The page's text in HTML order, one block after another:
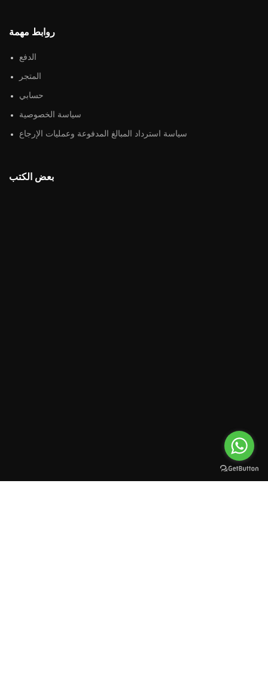
روابط مهمة
الدفع
المتجر
حسابي
سياسة الخصوصية
سياسة استرداد المبالغ المدفوعة وعمليات الإرجاع
بعض الكتب